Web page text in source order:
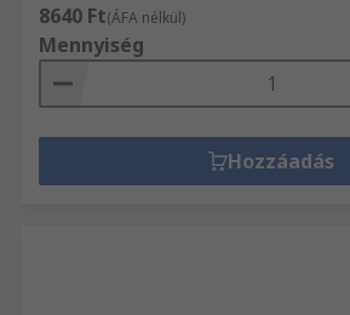
8640 Ft(ÁFA nélkül)
Mennyiség
Hozzáadás